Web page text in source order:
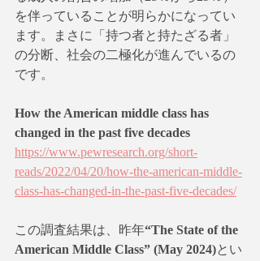
を伴っていることが明らかになってい
ます。まさに「持つ者と持たざる者」
の分断、社会の二極化が進んでいるの
です。
How the American middle class has
changed in the past five decades
https://www.pewresearch.org/short-
reads/2022/04/20/how-the-american-middle-
class-has-changed-in-the-past-five-decades/
この調査結果は、昨年“The State of the
American Middle Class” (May 2024)とい